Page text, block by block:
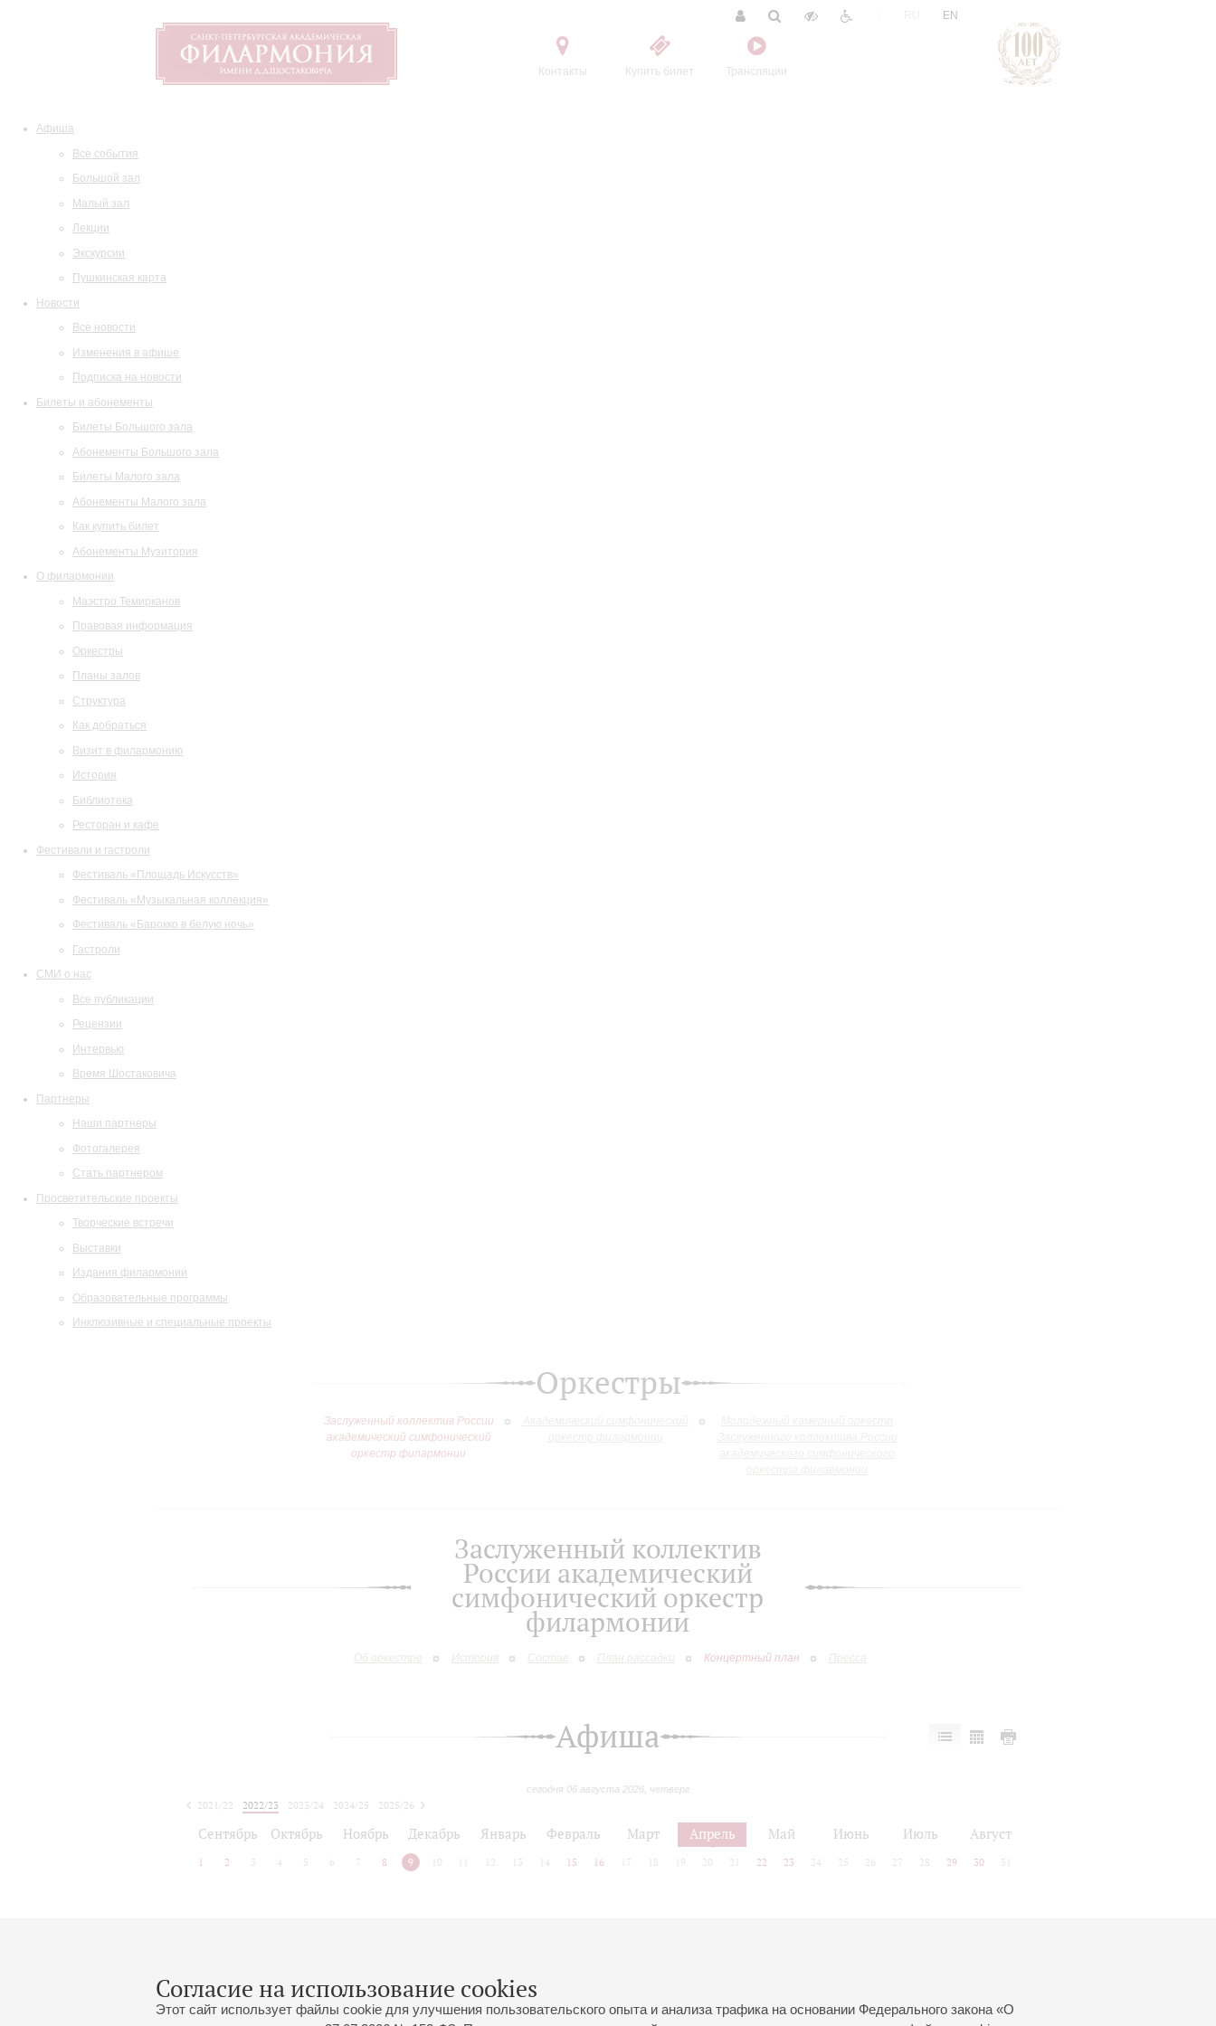
Контакты Купить билет Трансляции
EN
Афиша
Все события
Большой зал
Малый зал
Лекции
Экскурсии
Пушкинская карта
Новости
Все новости
Изменения в афише
Подписка на новости
Билеты и абонементы
Билеты Большого зала
Абонементы Большого зала
Билеты Малого зала
Абонементы Малого зала
Как купить билет
Абонементы Музитория
О филармонии
Маэстро Темирканов
Правовая информация
Оркестры
Планы залов
Структура
Как добраться
Визит в филармонию
История
Библиотека
Ресторан и кафе
Фестивали и гастроли
Фестиваль «Площадь Искусств»
Фестиваль «Музыкальная коллекция»
Фестиваль «Барокко в белую ночь»
Гастроли
СМИ о нас
Все публикации
Рецензии
Интервью
Время Шостаковича
Партнеры
Наши партнеры
Фотогалерея
Стать партнером
Просветительские проекты
Творческие встречи
Выставки
Издания филармонии
Образовательные программы
Инклюзивные и специальные проекты
Согласие на использование cookies
Этот сайт использует файлы cookie для улучшения пользовательского опыта и анализа трафика на основании Федерального закона «О
Оркестры
Заслуженный коллектив России
академический симфонический
оркестр филармонии
Заслуженный коллектив
России академический
симфонический оркестр
филармонии
Об оркестре История Состав План рассадки Концертный план Пресса
Афиша
сегодня 06 августа 2026, четверг
2021/22 2022/23 2023/24 2024/25
2025/26
Сентябрь Октябрь Ноябрь Декабрь Январь Февраль Март Апрель Май Июнь Июль Август
1 2 3 4 5 6 7 8 9 10 12 13 14 15 16 17 18 19 20 21 22 23 24 25 26 27 28 29 30 31